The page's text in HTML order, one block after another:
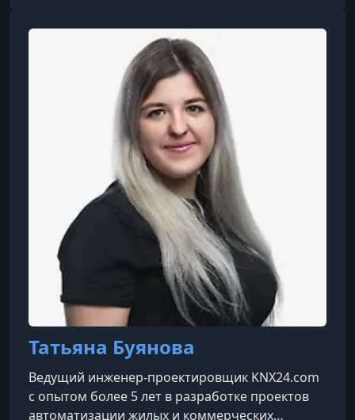
Прошел профессиональный путь от
монтажника до руководителя направления,
обладая глубоким практическим опытом
реализации проектов и подготовки
специалистов.
Татьяна Буянова
Ведущий инженер-проектировщик KNX24.com
с опытом более 5 лет в разработке проектов
автоматизации жилых и коммерческих